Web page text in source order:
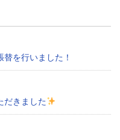
を行いました！
だきました